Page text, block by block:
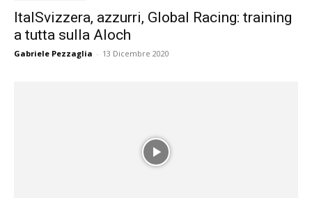
ItalSvizzera, azzurri, Global Racing: training
a tutta sulla Aloch
Gabriele Pezzaglia - 13 Dicembre 2020